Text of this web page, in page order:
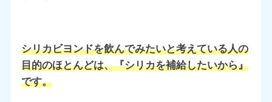
シリカビヨンドを飲んでみたいと考えている人の
目的のほとんどは、『シリカを補給したいから』
です。